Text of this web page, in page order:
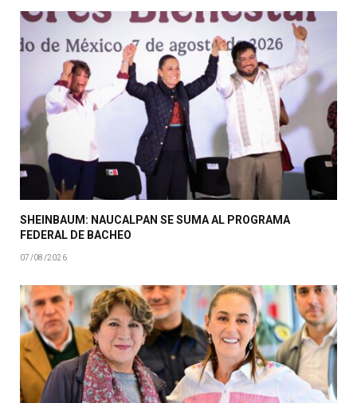
SHEINBAUM: NAUCALPAN SE SUMA AL PROGRAMA
FEDERAL DE BACHEO
07/08/2026